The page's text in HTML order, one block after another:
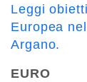
Leggi
Europea
Argano.
EURO